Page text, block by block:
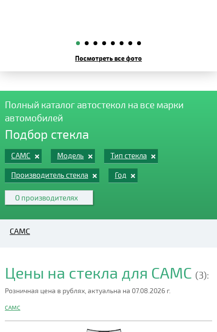
Посмотреть все фото
Полный каталог автостекол на все марки
автомобилей
Подбор стекла
CAMC Модель Тип стекла
Производитель стекла Год
О производителях
CAMC
Цены на стекла для CAMC (3):
Розничная цена в рублях, актуальна на 07.08.2026 г.
CAMC